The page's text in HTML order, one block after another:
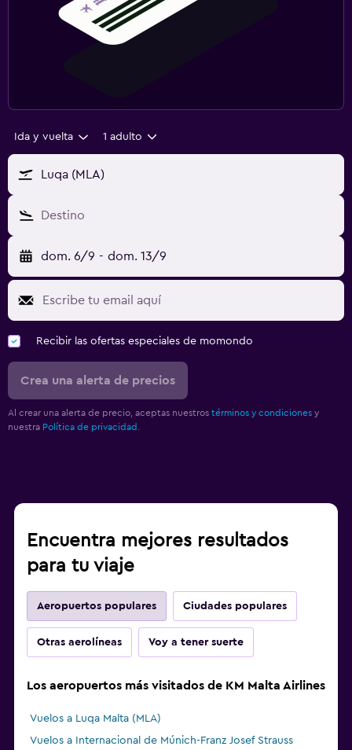
Ida y vuelta 1 adulto
Luqa (MLA)
Destino
dom. 6/9 - dom. 13/9
Recibir las ofertas especiales de momondo
Crea una alerta de precios
Al crear una alerta de precio, aceptas nuestros términos y condiciones y
nuestra Política de privacidad.
Encuentra mejores resultados
para tu viaje
Aeropuertos populares Ciudades populares
Otras aerolíneas Voy a tener suerte
Los aeropuertos más visitados de KM Malta Airlines
Vuelos a Luqa Malta (MLA)
Vuelos a Internacional de Múnich-Franz Josef Strauss